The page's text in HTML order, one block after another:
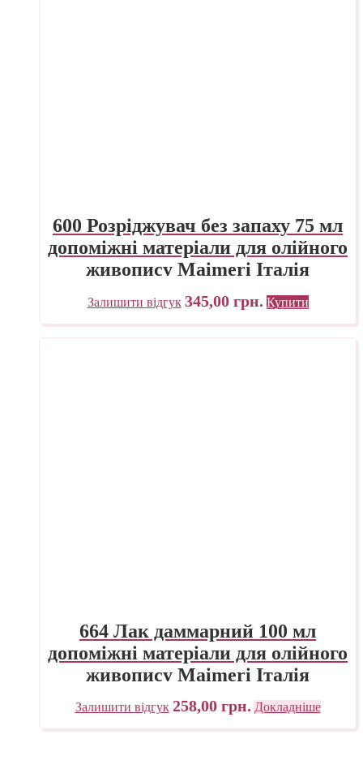
600 Розріджувач без запаху 75 мл
допоміжні матеріали для олійного
живопису Maimeri Італія
Залишити відгук 345,00 грн. Купити
664 Лак даммарний 100 мл
допоміжні матеріали для олійного
живопису Maimeri Італія
Залишити відгук 258,00 грн. Докладніше